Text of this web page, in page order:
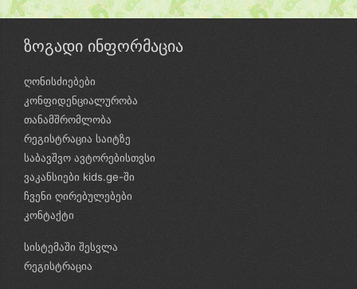
ზოგადი ინფორმაცია
ღონისძიებები
კონფიდენციალურობა
თანამშრომლობა
რეგისტრაცია საიტზე
საბავშვო ავტორებისთვსი
ვაკანსიები kids.ge-ში
ჩვენი ღირებულებები
კონტაქტი
სისტემაში შესვლა
რეგისტრაცია